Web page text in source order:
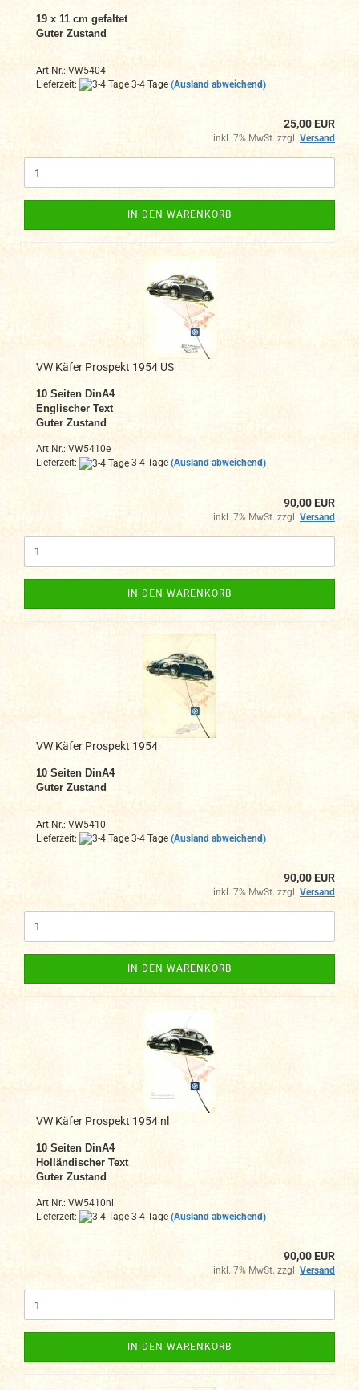
19 x 11 cm gefaltet
Guter Zustand
Art.Nr.: VW5404
Lieferzeit:
3-4 Tage (Ausland abweichend)
25,00 EUR
inkl. 7% MwSt. zzgl. Versand
IN DEN WARENKORB
VW Käfer Prospekt 1954 US
10 Seiten DinA4
Englischer Text
Guter Zustand
Art.Nr.: VW5410e
Lieferzeit:
3-4 Tage (Ausland abweichend)
90,00 EUR
inkl. 7% MwSt. zzgl. Versand
IN DEN WARENKORB
VW Käfer Prospekt 1954
10 Seiten DinA4
Guter Zustand
Art.Nr.: VW5410
Lieferzeit:
3-4 Tage (Ausland abweichend)
90,00 EUR
inkl. 7% MwSt. zzgl. Versand
IN DEN WARENKORB
VW Käfer Prospekt 1954 nl
10 Seiten DinA4
Holländischer Text
Guter Zustand
Art.Nr.: VW5410nl
Lieferzeit:
3-4 Tage (Ausland abweichend)
90,00 EUR
inkl. 7% MwSt. zzgl. Versand
IN DEN WARENKORB